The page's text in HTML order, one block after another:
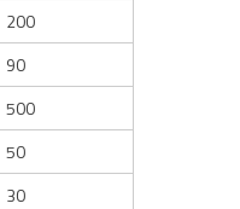
200
90
500
50
30